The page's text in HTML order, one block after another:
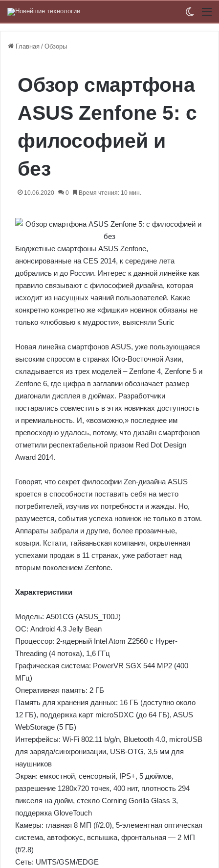
Главная / Обзоры
Обзор смартфона
ASUS Zenfone 5: с
философией и
без
10.06.2020 0 Время чтения: 10 мин.
Бюджетные смартфоны ASUS Zenfone,
анонсированные на CES 2014, к середине лета
добрались и до России. Интерес к данной линейке как
правило связывают с философией дизайна, которая
исходит из насущных чаяний пользователей. Какие
конкретно конкретно же «фишки» новинок обязаны не
только «любовью к мудрости», выясняли Suric
Новая линейка смартфонов ASUS, уже пользующаяся
высоким спросом в странах Юго-Восточной Азии,
складывается из трех моделей – Zenfone 4, Zenfone 5 и
Zenfone 6, где цифра в заглавии обозначает размер
диагонали дисплея в дюймах. Разработчики
постарались совместить в этих новинках доступность
и премиальность. И, «возможно,» последнее им
превосходно удалось, потому, что дизайн смартфонов
отметили респектабельной призом Red Dot Design
Award 2014.
Говорят, что секрет философии Zen-дизайна ASUS
кроется в способности поставить себя на место
потребителей, изучив их потребности и жажды. Но,
разумеется, события успеха новинок не только в этом.
Аппараты забрали и другие, более прозаичные,
козыри. Кстати, тайваньская компания, окрыленная
успехами продаж в 11 странах, уже работает над
вторым поколением Zenfone.
Характеристики
Модель: A501CG (ASUS_T00J)
ОС: Android 4.3 Jelly Bean
Процессор: 2-ядерный Intel Atom Z2560 с Hyper-
Threading (4 потока), 1,6 ГГц
Графическая система: PowerVR SGX 544 MP2 (400
МГц)
Оперативная память: 2 ГБ
Память для хранения данных: 16 ГБ (доступно около
12 ГБ), поддержка карт microSDXC (до 64 ГБ), ASUS
WebStorage (5 ГБ)
Интерфейсы: Wi-Fi 802.11 b/g/n, Bluetooth 4.0, microUSB
для заряда/синхронизации, USB-OTG, 3,5 мм для
наушников
Экран: емкостной, сенсорный, IPS+, 5 дюймов,
разрешение 1280х720 точек, 400 нит, плотность 294
пикселя на дюйм, стекло Corning Gorilla Glass 3,
поддержка GloveTouch
Камеры: главная 8 МП (f/2.0), 5-элементная оптическая
система, автофокус, вспышка, фронтальная — 2 МП
(f/2.8)
Сеть: UMTS/GSM/EDGE